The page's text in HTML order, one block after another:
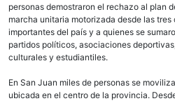
personas demostraron el rechazo al plan
marcha unitaria motorizada desde las
importantes del país y a quienes se
partidos políticos, asociaciones
culturales y estudiantiles.
En San Juan miles de personas se
ubicada en el centro de la provincia.